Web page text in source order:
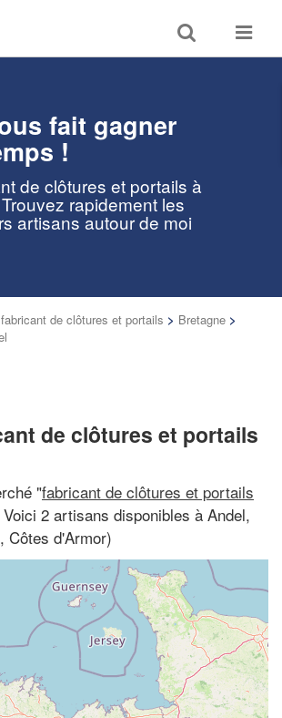
Toggle
search
Toggle
fait gagner
!
de clôtures et portails à
rapidement les
artisans autour de moi
de clôtures et portails > Bretagne >
de clôtures et portails
"fabricant de clôtures et portails
2 artisans disponibles à Andel,
Côtes d'Armor)